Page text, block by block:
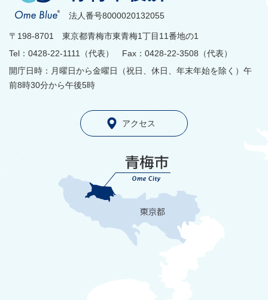
法人番号8000020132055
〒198-8701 東京都青梅市東青梅1丁目11番地の1
Tel：0428-22-1111（代表） Fax：0428-22-3508（代表）
開庁日時：月曜日から金曜日（祝日、休日、年末年始を除く）午
前8時30分から午後5時
アクセス